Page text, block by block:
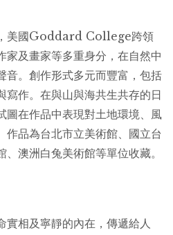
美國Goddard College跨領
家及畫家等多重身分，在自然中
音。創作形式多元而豐富，包括
寫作。在與山與海共生共存的日
圖在作品中表現對土地環境、風
作品為台北市立美術館、國立台
澳洲白兔美術館等單位收藏。
實相及寧靜的內在，傳遞給人